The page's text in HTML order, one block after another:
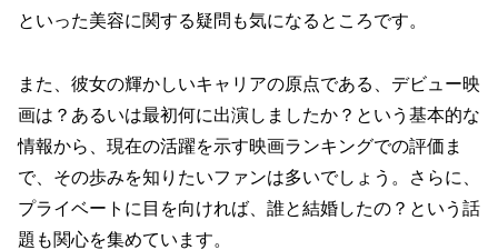
といった美容に関する疑問も気になるところです。
また、彼女の輝かしいキャリアの原点である、デビュー映
画は？あるいは最初何に出演しましたか？という基本的な
情報から、現在の活躍を示す映画ランキングでの評価ま
で、その歩みを知りたいファンは多いでしょう。さらに、
プライベートに目を向ければ、誰と結婚したの？という話
題も関心を集めています。